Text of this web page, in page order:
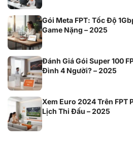
Gói Meta FPT: Tốc Độ
Game Nặng – 2025
Đánh Giá Gói Super 100
Đình 4 Người? – 2025
Xem Euro 2024 Trên FPT
Lịch Thi Đấu – 2025